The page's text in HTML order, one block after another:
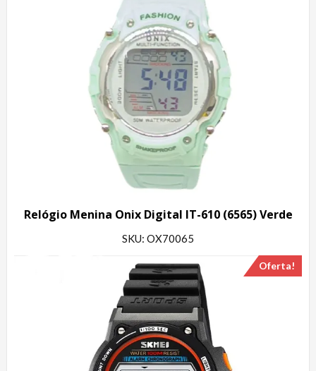
Relógio Menina Onix Digital IT-610 (6565) Verde
SKU: OX70065
Oferta!